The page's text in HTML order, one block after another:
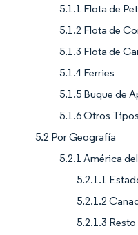
5.1.1 Flota de
5.1.2 Flota de
5.1.3 Flota de
5.1.4 Ferries
5.1.5 Buque de
5.1.6 Otros
5.2 Por Geografía
5.2.1 América
5.2.1.1
5.2.1.2
5.2.1.3